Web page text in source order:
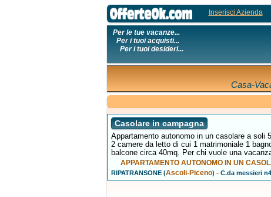
Inserisci Azienda
Per le tue vacanze...
Per i tuoi acquisti...
Per i tuoi desideri...
Casa-
Casolare in campagna
Appartamento autonomo in un casolare a soli
2 camere da letto di cui 1 matrimoniale 1
balcone circa 40mq. Per chi vuole una
APPARTAMENTO AUTONOMO IN UN
RIPATRANSONE (Ascoli-Piceno) -C.da messieri